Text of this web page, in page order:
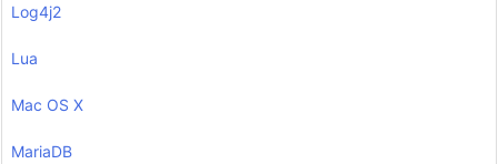
Log4j2
Lua
Mac OS X
MariaDB